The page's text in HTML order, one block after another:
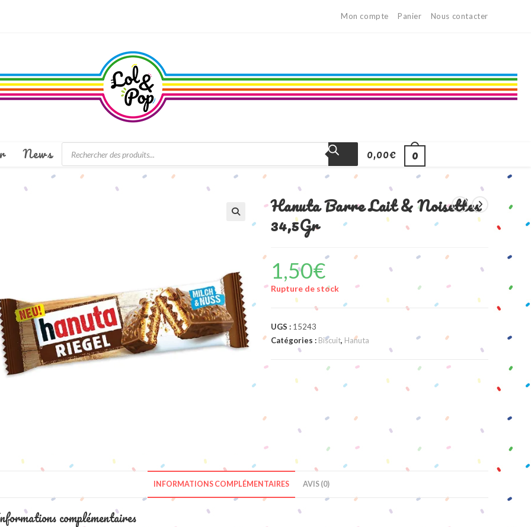
Mon compte Panier Nous contacter
News
de
produits
0,00€ 0
Hanuta Barre Lait & Noisettes
34,5Gr
1,50€
Rupture de stock
UGS : 15243
Catégories : Biscuit, Hanuta
INFORMATIONS COMPLÉMENTAIRES AVIS (0)
complémentaires